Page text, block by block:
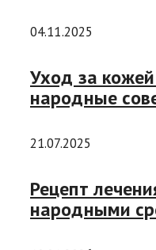
04.11.2025
Уход за кожей
народные
21.07.2025
Рецепт
народными